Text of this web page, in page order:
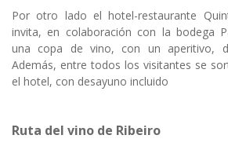
Por otro lado el hotel-restaurante
invita, en colaboración con la bodega
una copa de vino, con un aperitivo,
Además, entre todos los visitantes se
el hotel, con desayuno incluido
Ruta del vino de Ribeiro